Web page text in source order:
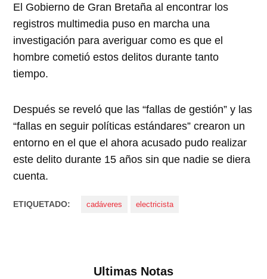
El Gobierno de Gran Bretaña al encontrar los
registros multimedia puso en marcha una
investigación para averiguar como es que el
hombre cometió estos delitos durante tanto
tiempo.
Después se reveló que las “fallas de gestión” y las
“fallas en seguir políticas estándares” crearon un
entorno en el que el ahora acusado pudo realizar
este delito durante 15 años sin que nadie se diera
cuenta.
ETIQUETADO: cadáveres electricista
Ultimas Notas